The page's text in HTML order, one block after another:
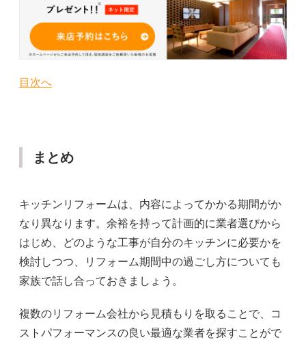
目次へ
まとめ
キッチンリフォームは、内容によってかかる期間がか
なり異なります。余裕を持って計画的に業者選びから
はじめ、どのような工事が自分のキッチンに必要かを
検討しつつ、リフォーム期間中の過ごし方についても
家族で話し合っておきましょう。
複数のリフォーム会社から見積もりを取ることで、コ
ストパフォーマンスの良い最適な業者を探すことがで